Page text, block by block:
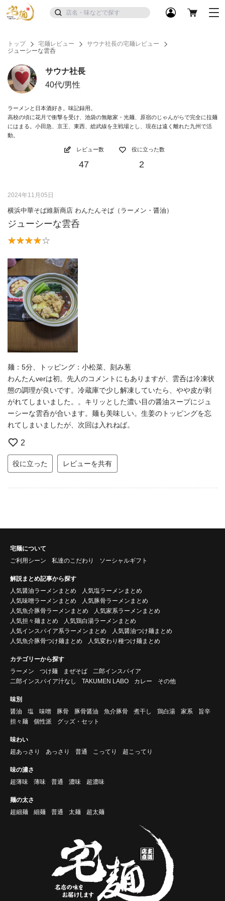
トップ 宅麺レビュー
サウナ社長の宅麺レビュー
ジューシーな雲呑
サウナ社長
40代/男性
ラーメンと日本酒好き。味記録用。
高校の頃に花月で衝撃を受け、池袋の無敵家・光麺、原宿のじゃんがらで完全に拉麺
にはまる。小田急、京王、東西、総武線を主戦場とし、現在は遠く離れた九州で活
動。
レビュー数
47
役に立った数
2
2024年11月05日
横浜中華そば維新商店 わんたんそば（ラーメン・醤油）
ジューシーな雲呑
麺：5分、トッピング：小松菜、刻み葱
わんたんverは初。先人のコメントにもありますが、雲呑は冷凍状
態の調理が良いです。冷蔵庫で少し解凍していたら、やや皮が剥
がれてしまいました。。キリッとした濃い目の醤油スープにジュ
ーシーな雲呑が合います。麺も美味しい。生姜のトッピングを忘
れてしまいましたが、次回は入れねば。
2
役に立った レビューを共有
宅麺について
ご利用シーン
私達のこだわり ソーシャルギフト
解説まとめ記事から探す
人気醤油ラーメンまとめ
人気塩ラーメンまとめ
人気味噌ラーメンまとめ
人気豚骨ラーメンまとめ
人気魚介豚骨ラーメンまとめ
人気家系ラーメンまとめ
人気担々麺まとめ
人気鶏白湯ラーメンまとめ
人気インスパイア系ラーメンまとめ
人気醤油つけ麺まとめ
人気魚介豚骨つけ麺まとめ
人気変わり種つけ麺まとめ
カテゴリーから探す
ラーメン
つけ麺 まぜそば
二郎インスパイア
二郎インスパイア汁なし
TAKUMEN LABO カレー その他
味別
醤油
塩 味噌 豚骨 豚骨醤油 魚介豚骨 煮干し 鶏白湯 家系
旨辛
担々麺
個性派 グッズ・セット
味わい
超あっさり
あっさり 普通 こってり 超こってり
味の濃さ
超薄味
薄味 普通 濃味 超濃味
麺の太さ
超細麺
細麺 普通 太麺 超太麺